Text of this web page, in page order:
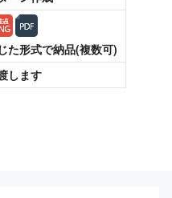
た形式で納品(複数可)
します